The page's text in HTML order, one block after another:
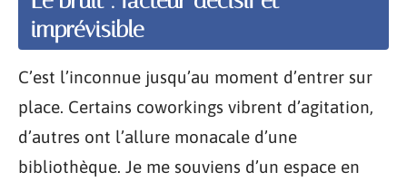
imprévisible
C’est l’inconnue jusqu’au moment d’entrer sur
place. Certains coworkings vibrent d’agitation,
d’autres ont l’allure monacale d’une
bibliothèque. Je me souviens d’un espace en